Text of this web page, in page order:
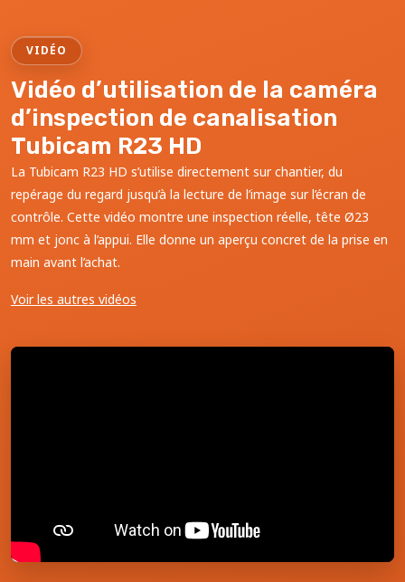
VIDÉO
Vidéo d’utilisation de la caméra
d’inspection de canalisation
Tubicam R23 HD
La Tubicam R23 HD s’utilise directement sur chantier, du
repérage du regard jusqu’à la lecture de l’image sur l’écran de
contrôle. Cette vidéo montre une inspection réelle, tête Ø23
mm et jonc à l’appui. Elle donne un aperçu concret de la prise en
main avant l’achat.
Voir les autres vidéos